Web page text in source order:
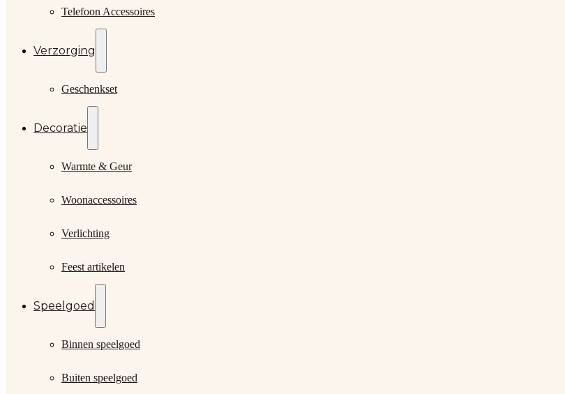
Telefoon Accessoires
Verzorging
Geschenkset
Decoratie
Warmte & Geur
Woonaccessoires
Verlichting
Feest artikelen
Speelgoed
Binnen speelgoed
Buiten speelgoed